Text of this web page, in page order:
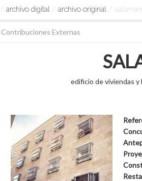
/ archivo digital / archivo original /
Contribuciones Externas
edificio de viviendas y